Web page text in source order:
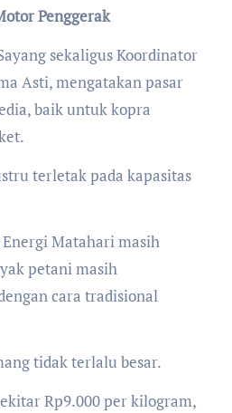
Penggerak
sekaligus Koordinator
Asti, mengatakan pasar
baik untuk kopra
terletak pada kapasitas
Matahari masih
petani masih
cara tradisional
tidak terlalu besar.
Rp9.000 per kilogram,